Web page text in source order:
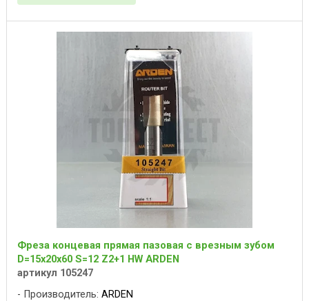
Фреза концевая прямая пазовая с врезным зубом
D=15x20x60 S=12 Z2+1 HW ARDEN
артикул 105247
Производитель: ARDEN